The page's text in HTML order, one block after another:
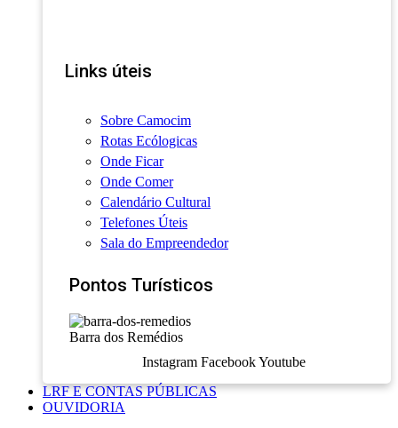
Links úteis
Sobre Camocim
Rotas Ecólogicas
Onde Ficar
Onde Comer
Calendário Cultural
Telefones Úteis
Sala do Empreendedor
Pontos Turísticos
Barra dos Remédios
Instagram Facebook Youtube
LRF E CONTAS PÚBLICAS
OUVIDORIA